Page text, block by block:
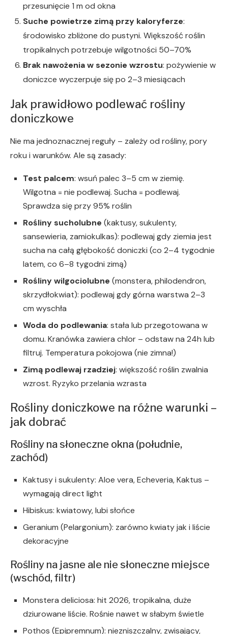
przesunięcie 1 m od okna
Suche powietrze zimą przy kaloryferze:
środowisko zbliżone do pustyni. Większość roślin
tropikalnych potrzebuje wilgotności 50–70%
Brak nawożenia w sezonie wzrostu: pożywienie w
doniczce wyczerpuje się po 2–3 miesiącach
Jak prawidłowo podlewać rośliny
doniczkowe
Nie ma jednoznacznej reguły – zależy od rośliny, pory
roku i warunków. Ale są zasady:
Test palcem: wsuń palec 3–5 cm w ziemię.
Wilgotna = nie podlewaj. Sucha = podlewaj.
Sprawdza się przy 95% roślin
Rośliny sucholubne (kaktusy, sukulenty,
sansewieria, zamiokulkas): podlewaj gdy ziemia jest
sucha na całą głębokość doniczki (co 2–4 tygodnie
latem, co 6–8 tygodni zimą)
Rośliny wilgociolubne (monstera, philodendron,
skrzydłokwiat): podlewaj gdy górna warstwa 2–3
cm wyschła
Woda do podlewania: stała lub przegotowana w
domu. Kranówka zawiera chlor – odstaw na 24h lub
filtruj. Temperatura pokojowa (nie zimna!)
Zimą podlewaj rzadziej: większość roślin zwalnia
wzrost. Ryzyko przelania wzrasta
Rośliny doniczkowe na różne warunki –
jak dobrać
Rośliny na słoneczne okna (południe,
zachód)
Kaktusy i sukulenty: Aloe vera, Echeveria, Kaktus –
wymagają direct light
Hibiskus: kwiatowy, lubi słońce
Geranium (Pelargonium): zarówno kwiaty jak i liście
dekoracyjne
Rośliny na jasne ale nie słoneczne miejsce
(wschód, filtr)
Monstera deliciosa: hit 2026, tropikalna, duże
dziurowane liście. Rośnie nawet w słabym świetle
Pothos (Epipremnum): niezniszczalny, zwisający,